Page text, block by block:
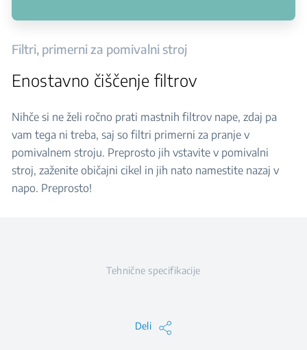
Filtri, primerni za pomivalni stroj
Enostavno čiščenje filtrov
Nihče si ne želi ročno prati mastnih filtrov nape, zdaj pa
vam tega ni treba, saj so filtri primerni za pranje v
pomivalnem stroju. Preprosto jih vstavite v pomivalni
stroj, zaženite običajni cikel in jih nato namestite nazaj v
napo. Preprosto!
Tehnične specifikacije
Deli